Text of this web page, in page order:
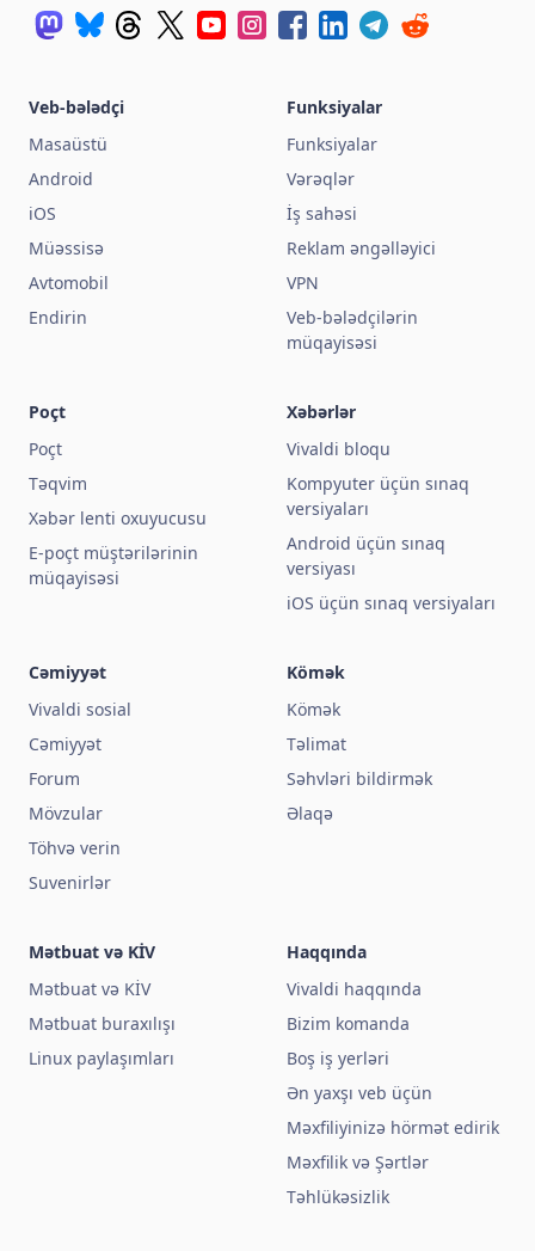
Veb-bələdçi
Masaüstü
Android
iOS
Müəssisə
Avtomobil
Endirin
Funksiyalar
Funksiyalar
Vərəqlər
İş sahəsi
Reklam əngəlləyici
VPN
Veb-bələdçilərin
müqayisəsi
Poçt
Poçt
Təqvim
Xəbər lenti oxuyucusu
E-poçt müştərilərinin
müqayisəsi
Xəbərlər
Vivaldi bloqu
Kompyuter üçün sınaq
versiyaları
Android üçün sınaq
versiyası
iOS üçün sınaq versiyaları
Cəmiyyət
Vivaldi sosial
Cəmiyyət
Forum
Mövzular
Töhvə verin
Suvenirlər
Kömək
Kömək
Təlimat
Səhvləri bildirmək
Əlaqə
Mətbuat və KİV
Mətbuat və KİV
Mətbuat buraxılışı
Linux paylaşımları
Haqqında
Vivaldi haqqında
Bizim komanda
Boş iş yerləri
Ən yaxşı veb üçün
Məxfiliyinizə hörmət edirik
Məxfilik və Şərtlər
Təhlükəsizlik